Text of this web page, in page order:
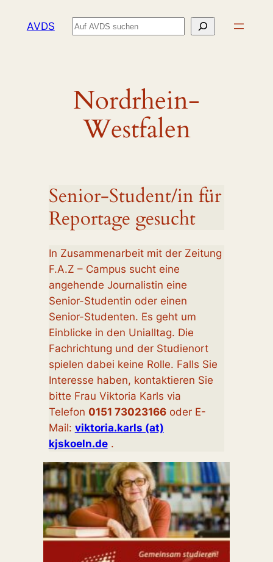
InhaltAVDS Suchen
Nordrhein-
Westfalen
Senior-Student/in für
Reportage gesucht
In Zusammenarbeit mit der Zeitung
F.A.Z – Campus sucht eine
angehende Journalistin eine
Senior-Studentin oder einen
Senior-Studenten. Es geht um
Einblicke in den Unialltag. Die
Fachrichtung und der Studienort
spielen dabei keine Rolle. Falls Sie
Interesse haben, kontaktieren Sie
bitte Frau Viktoria Karls via
Telefon 0151 73023166oder E-
Mail: viktoria.karls (at)
kjskoeln.de.